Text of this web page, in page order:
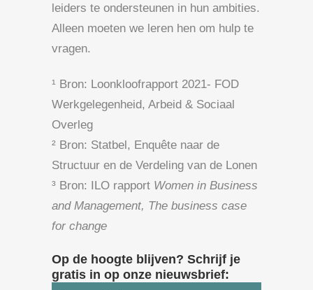
leiders te ondersteunen in hun ambities.
Alleen moeten we leren hen om hulp te
vragen.
¹ Bron: Loonkloofrapport 2021- FOD
Werkgelegenheid, Arbeid & Sociaal
Overleg
² Bron: Statbel, Enquête naar de
Structuur en de Verdeling van de Lonen
³ Bron: ILO rapport Women in Business
and Management, The business case
for change
Op de hoogte blijven? Schrijf je
gratis in op onze nieuwsbrief: